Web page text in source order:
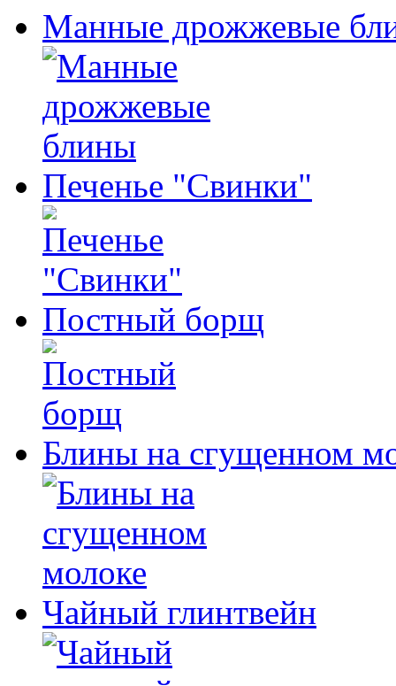
Манные дрожжевые
Печенье "Свинки"
Постный борщ
Блины на сгущенном
Чайный глинтвейн